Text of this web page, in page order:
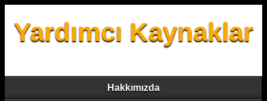
Yardımcı Kaynaklar
Hakkımızda